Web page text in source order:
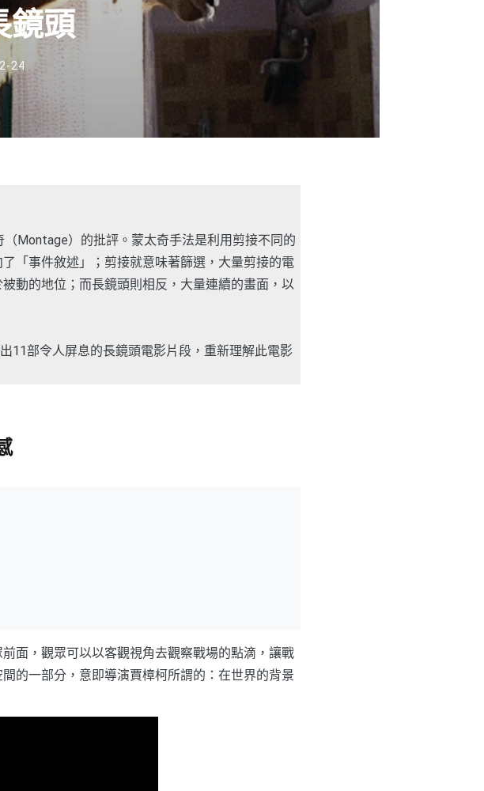
鏡頭
24
Montage）的批評。蒙太奇手法是利用剪接不同的
「事件敘述」；剪接就意味著篩選，大量剪接的電
動的地位；而長鏡頭則相反，大量連續的畫面，以
11部令人屏息的長鏡頭電影片段，重新理解此電影
面，觀眾可以以客觀視角去觀察戰場的點滴，讓戰
的一部分，意即導演賈樟柯所謂的：在世界的背景